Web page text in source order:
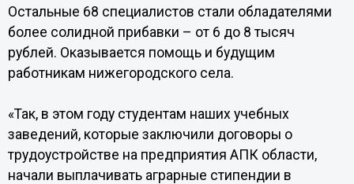
Остальные 68 специалистов стали обладателями
более солидной прибавки – от 6 до 8 тысяч
рублей. Оказывается помощь и будущим
работникам нижегородского села.
«Так, в этом году студентам наших учебных
заведений, которые заключили договоры о
трудоустройстве на предприятия АПК области,
начали выплачивать аграрные стипендии в